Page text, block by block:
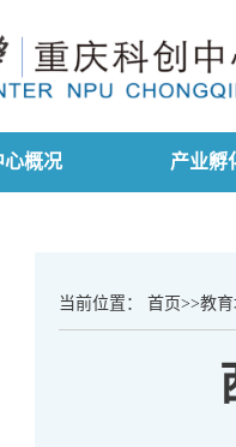
心概况 产业孵
当前位置： 首页>>教